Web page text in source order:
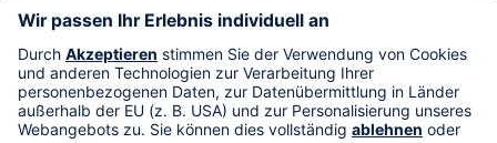
Im TV
HSE International